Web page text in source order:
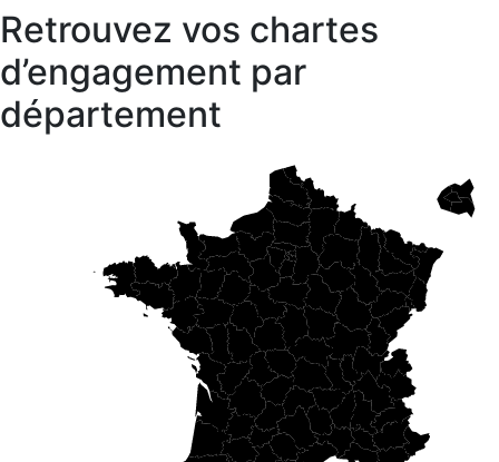
Retrouvez vos chartes
d’engagement par
département